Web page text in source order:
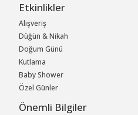
Etkinlikler
Alışveriş
Düğün & Nikah
Doğum Günü
Kutlama
Baby Shower
Özel Günler
Önemli Bilgiler